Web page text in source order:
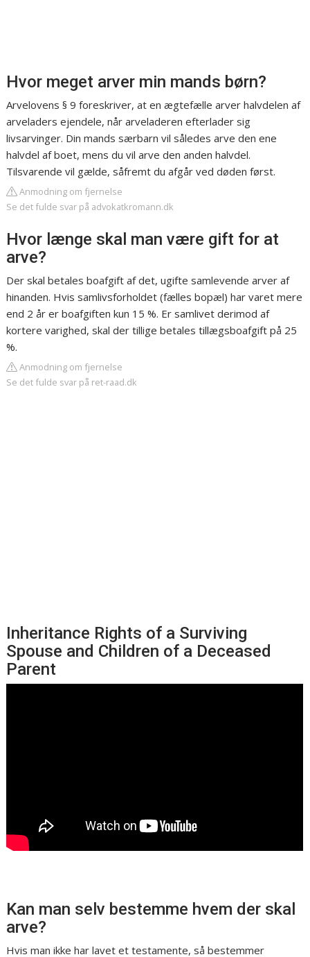
Hvor meget arver min mands børn?
Arvelovens § 9 foreskriver, at en ægtefælle arver halvdelen af
arveladers ejendele, når arveladeren efterlader sig
livsarvinger. Din mands særbarn vil således arve den ene
halvdel af boet, mens du vil arve den anden halvdel.
Tilsvarende vil gælde, såfremt du afgår ved døden først.
Anmodning om fjernelse
Se det fulde svar på advokatkromann.dk
Hvor længe skal man være gift for at
arve?
Der skal betales boafgift af det, ugifte samlevende arver af
hinanden. Hvis samlivsforholdet (fælles bopæl) har varet mere
end 2 år er boafgiften kun 15 %. Er samlivet derimod af
kortere varighed, skal der tillige betales tillægsboafgift på 25
%.
Anmodning om fjernelse
Se det fulde svar på ret-raad.dk
Inheritance Rights of a Surviving
Spouse and Children of a Deceased
Parent
Kan man selv bestemme hvem der skal
arve?
Hvis man ikke har lavet et testamente, så bestemmer